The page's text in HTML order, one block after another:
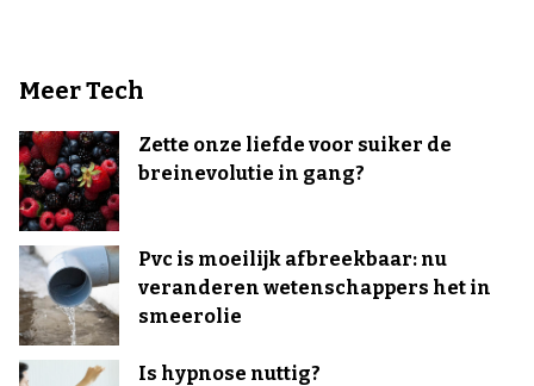
Meer Tech
Zette onze liefde voor suiker de
breinevolutie in gang?
Pvc is moeilijk afbreekbaar: nu
veranderen wetenschappers het in
smeerolie
Is hypnose nuttig?